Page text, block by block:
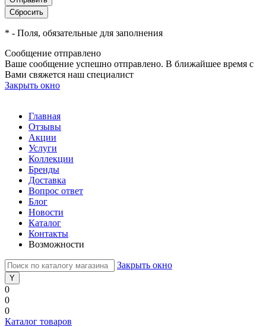
* - Поля, обязательные для заполнения
Сообщение отправлено
Ваше сообщение успешно отправлено. В ближайшее время с
Вами свяжется наш специалист
Закрыть окно
Главная
Отзывы
Акции
Услуги
Коллекции
Бренды
Доставка
Вопрос ответ
Блог
Новости
Каталог
Контакты
Возможности
Закрыть окно
0
0
0
Каталог товаров